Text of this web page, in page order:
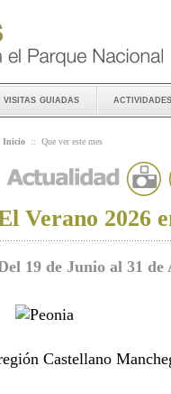
visitas guiadas actividades
Inicio :: Que ver este mes
Verano 2026
19 de Junio al 31 de
Castellano